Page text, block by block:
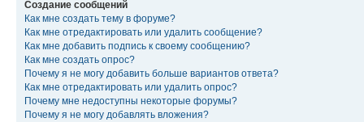
Создание сообщений
Как мне создать тему в форуме?
Как мне отредактировать или удалить сообщение?
Как мне добавить подпись к своему сообщению?
Как мне создать опрос?
Почему я не могу добавить больше вариантов ответа?
Как мне отредактировать или удалить опрос?
Почему мне недоступны некоторые форумы?
Почему я не могу добавлять вложения?